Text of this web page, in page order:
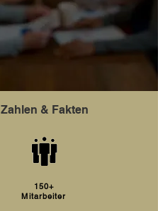
Zahlen & Fakten
150+
Mitarbeiter